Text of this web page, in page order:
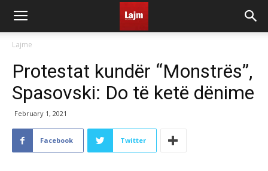
Lajme
Protestat kundër “Monstrës”,
Spasovski: Do të ketë dënime
February 1, 2021
Facebook Twitter